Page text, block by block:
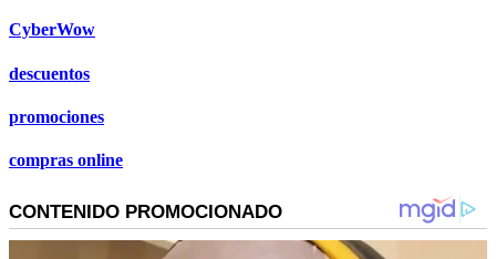
CyberWow
descuentos
promociones
compras online